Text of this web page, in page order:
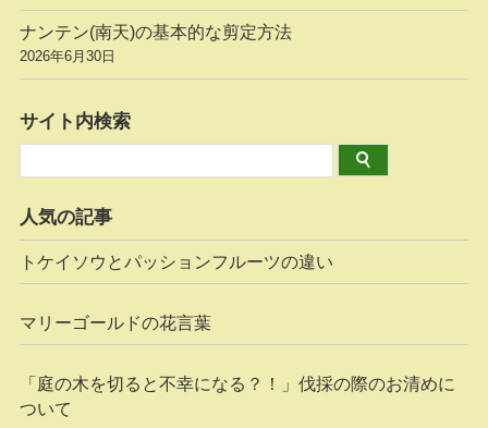
ナンテン(南天)の基本的な剪定方法
2026年6月30日
サイト内検索
人気の記事
トケイソウとパッションフルーツの違い
マリーゴールドの花言葉
「庭の木を切ると不幸になる？！」伐採の際のお清めに
ついて